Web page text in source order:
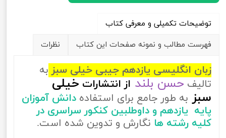
توضیحات تکمیلی و معرفی کتاب
فهرست مطالب و نمونه صفحات این کتاب
نظرات
زبان انگلیسی یازدهم جیبی خیلی سبز به
تالیف حسن بلند از انتشارات خیلی
سبز به طور جامع برای استفاده دانش آموزان
پایه یازدهم و داوطلبین کنکور سراسری در
کلیه رشته ها نگارش و تدوین شده است.